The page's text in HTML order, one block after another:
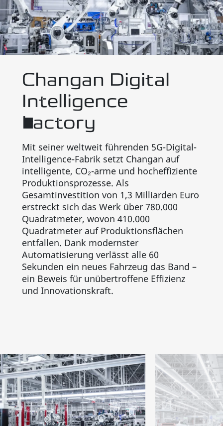
Changan Digital
Intelligence
Factory
Mit seiner weltweit führenden 5G-Digital-
Intelligence-Fabrik setzt Changan auf
intelligente, CO₂-arme und hocheffiziente
Produktionsprozesse. Als
Gesamtinvestition von 1,3 Milliarden Euro
erstreckt sich das Werk über 780.000
Quadratmeter, wovon 410.000
Quadratmeter auf Produktionsflächen
entfallen. Dank modernster
Automatisierung verlässt alle 60
Sekunden ein neues Fahrzeug das Band –
ein Beweis für unübertroffene Effizienz
und Innovationskraft.